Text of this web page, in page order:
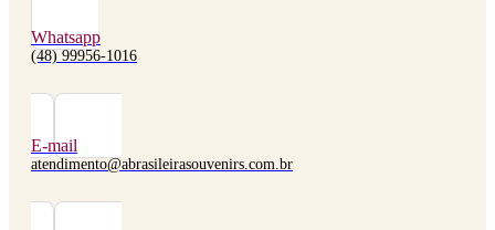
Whatsapp
(48) 99956-1016
E-mail
atendimento@abrasileirasouvenirs.com.br